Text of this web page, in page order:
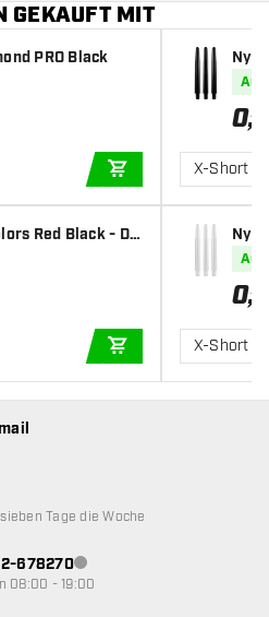
GEKAUFT MIT
PRO Black
IN DEN
Red Black - Da
IN DEN
Auf
0,79
X-Short
Auf
0,79
X-Short
nicht verfügbar
Tage die Woche
678270Kundenservice nicht
08:00 - 19:00